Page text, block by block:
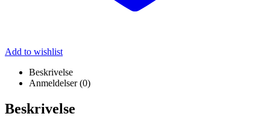
Add to wishlist
Beskrivelse
Anmeldelser (0)
Beskrivelse